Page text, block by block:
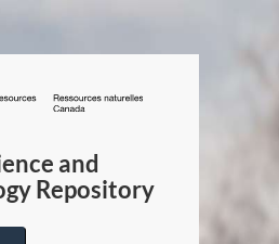
/
Canada
and
Repository